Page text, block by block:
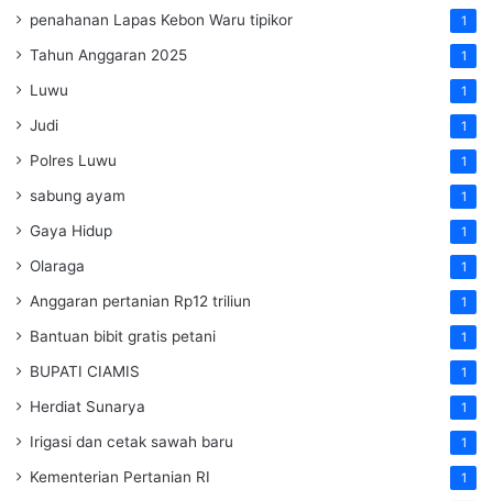
penahanan Lapas Kebon Waru tipikor 1
Tahun Anggaran 2025 1
Luwu 1
Judi 1
Polres Luwu 1
sabung ayam 1
Gaya Hidup 1
Olaraga 1
Anggaran pertanian Rp12 triliun 1
Bantuan bibit gratis petani 1
BUPATI CIAMIS 1
Herdiat Sunarya 1
Irigasi dan cetak sawah baru 1
Kementerian Pertanian RI 1